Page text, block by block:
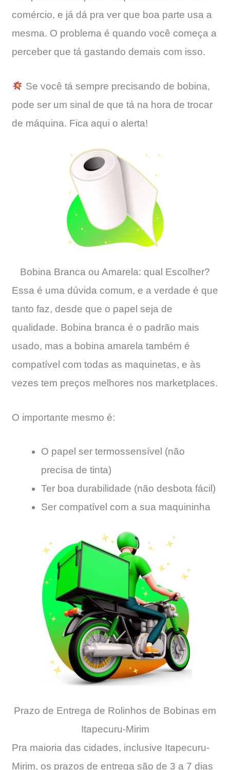
comércio, e já dá pra ver que boa parte usa a
mesma. O problema é quando você começa a
perceber que tá gastando demais com isso.
Se você tá sempre precisando de bobina,
pode ser um sinal de que tá na hora de trocar
de máquina. Fica aqui o alerta!
Bobina Branca ou Amarela: qual Escolher?
Essa é uma dúvida comum, e a verdade é que
tanto faz, desde que o papel seja de
qualidade. Bobina branca é o padrão mais
usado, mas a bobina amarela também é
compatível com todas as maquinetas, e às
vezes tem preços melhores nos marketplaces.
O importante mesmo é:
O papel ser termossensível (não
precisa de tinta)
Ter boa durabilidade (não desbota fácil)
Ser compatível com a sua maquininha
Prazo de Entrega de Rolinhos de Bobinas em
Itapecuru-Mirim
Pra maioria das cidades, inclusive Itapecuru-
Mirim, os prazos de entrega são de 3 a 7 dias